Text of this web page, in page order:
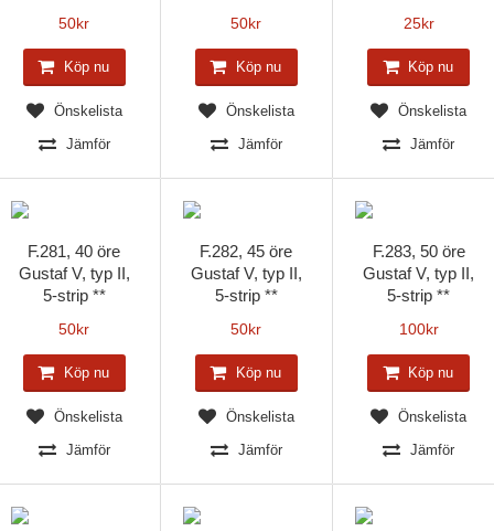
50kr
Köp nu
Önskelista
Jämför
50kr
Köp nu
Önskelista
Jämför
25kr
Köp nu
Önskelista
Jämför
F.281, 40 öre
Gustaf V, typ II,
5-strip **
50kr
Köp nu
Önskelista
Jämför
F.282, 45 öre
Gustaf V, typ II,
5-strip **
50kr
Köp nu
Önskelista
Jämför
F.283, 50 öre
Gustaf V, typ II,
5-strip **
100kr
Köp nu
Önskelista
Jämför